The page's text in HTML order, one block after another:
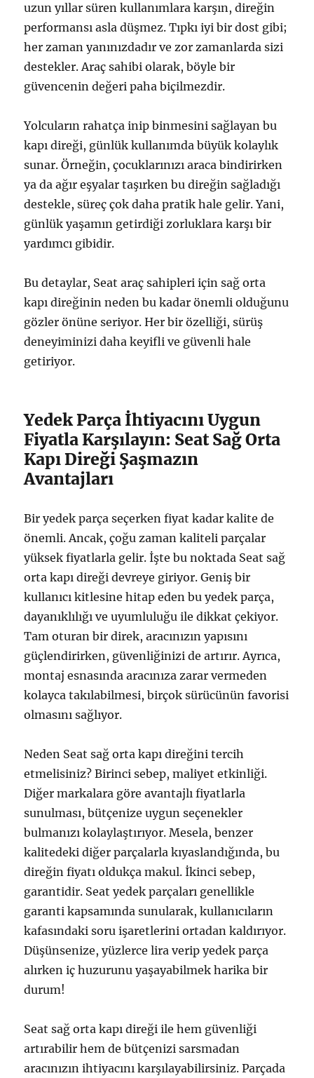
uzun yıllar süren kullanımlara karşın, direğin
performansı asla düşmez. Tıpkı iyi bir dost gibi;
her zaman yanınızdadır ve zor zamanlarda sizi
destekler. Araç sahibi olarak, böyle bir
güvencenin değeri paha biçilmezdir.
Yolcuların rahatça inip binmesini sağlayan bu
kapı direği, günlük kullanımda büyük kolaylık
sunar. Örneğin, çocuklarınızı araca bindirirken
ya da ağır eşyalar taşırken bu direğin sağladığı
destekle, süreç çok daha pratik hale gelir. Yani,
günlük yaşamın getirdiği zorluklara karşı bir
yardımcı gibidir.
Bu detaylar, Seat araç sahipleri için sağ orta
kapı direğinin neden bu kadar önemli olduğunu
gözler önüne seriyor. Her bir özelliği, sürüş
deneyiminizi daha keyifli ve güvenli hale
getiriyor.
Yedek Parça İhtiyacını Uygun
Fiyatla Karşılayın: Seat Sağ Orta
Kapı Direği Şaşmazın
Avantajları
Bir yedek parça seçerken fiyat kadar kalite de
önemli. Ancak, çoğu zaman kaliteli parçalar
yüksek fiyatlarla gelir. İşte bu noktada Seat sağ
orta kapı direği devreye giriyor. Geniş bir
kullanıcı kitlesine hitap eden bu yedek parça,
dayanıklılığı ve uyumluluğu ile dikkat çekiyor.
Tam oturan bir direk, aracınızın yapısını
güçlendirirken, güvenliğinizi de artırır. Ayrıca,
montaj esnasında aracınıza zarar vermeden
kolayca takılabilmesi, birçok sürücünün favorisi
olmasını sağlıyor.
Neden Seat sağ orta kapı direğini tercih
etmelisiniz? Birinci sebep, maliyet etkinliği.
Diğer markalara göre avantajlı fiyatlarla
sunulması, bütçenize uygun seçenekler
bulmanızı kolaylaştırıyor. Mesela, benzer
kalitedeki diğer parçalarla kıyaslandığında, bu
direğin fiyatı oldukça makul. İkinci sebep,
garantidir. Seat yedek parçaları genellikle
garanti kapsamında sunularak, kullanıcıların
kafasındaki soru işaretlerini ortadan kaldırıyor.
Düşünsenize, yüzlerce lira verip yedek parça
alırken iç huzurunu yaşayabilmek harika bir
durum!
Seat sağ orta kapı direği ile hem güvenliği
artırabilir hem de bütçenizi sarsmadan
aracınızın ihtiyacını karşılayabilirsiniz. Parçada